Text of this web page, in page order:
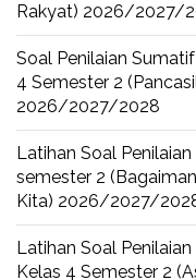
Rakyat) 2026/2027/
Soal Penilaian
4 Semester 2
2026/2027/2028
Latihan Soal
semester 2
Kita) 2026/2027/
Latihan Soal
Kelas 4 Semester 2